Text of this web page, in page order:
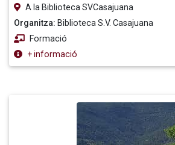
A la Biblioteca SVCasajuana
Organitza: Biblioteca S.V. Casajuana
Formació
+ informació